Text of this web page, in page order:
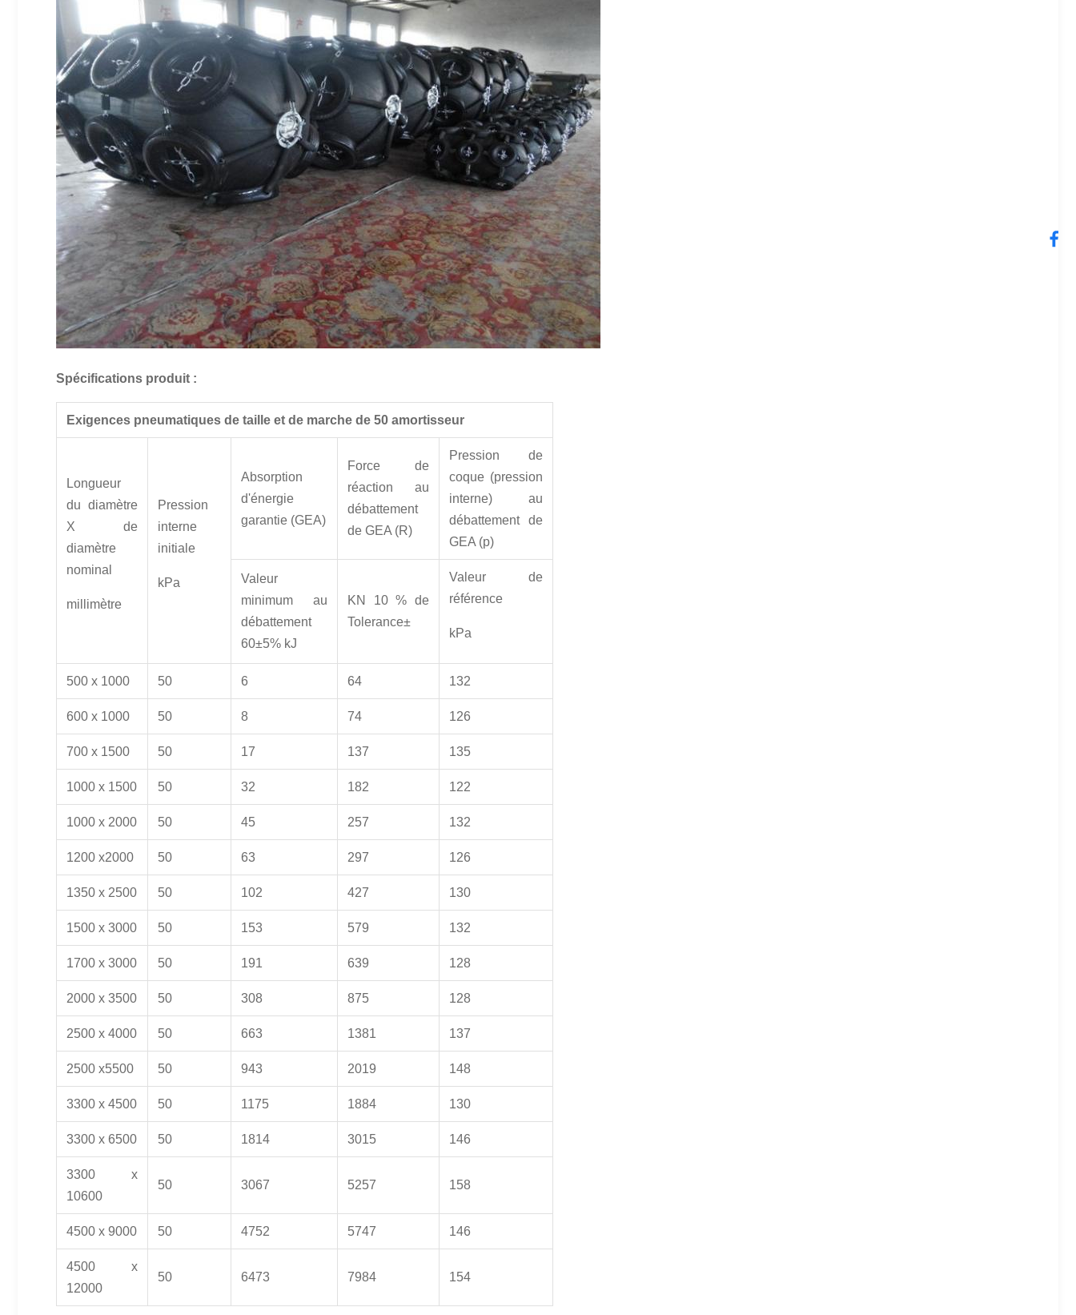
Spécifications produit :
Exigences pneumatiques de taille et de marche de 50 amortisseur
Longueur
du diamètre
X de
diamètre
nominal
millimètre
Pression
interne
initiale
kPa
Absorption
d'énergie
garantie (GEA)
Force de
réaction au
débattement
de GEA (R)
Pression de
coque (pression
interne) au
débattement de
GEA (p)
Valeur
minimum au
débattement
60±5% kJ
KN 10 % de
Tolerance±
Valeur de
référence
kPa
500 x 1000 50 6 64 132
600 x 1000 50 8 74 126
700 x 1500 50 17 137 135
1000 x 1500 50 32 182 122
1000 x 2000 50 45 257 132
1200 x2000 50 63 297 126
1350 x 2500 50 102 427 130
1500 x 3000 50 153 579 132
1700 x 3000 50 191 639 128
2000 x 3500 50 308 875 128
2500 x 4000 50 663 1381 137
2500 x5500 50 943 2019 148
3300 x 4500 50 1175 1884 130
3300 x 6500 50 1814 3015 146
3300 x
10600
50 3067 5257 158
4500 x 9000 50 4752 5747 146
4500 x
12000
50 6473 7984 154